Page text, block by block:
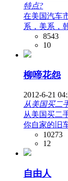
特点?
在美国汽车
系，美系，
8543
10
柳啼花怨
2012-6-21
从美国买二
从美国买二
你自家的旧
10273
12
自由人